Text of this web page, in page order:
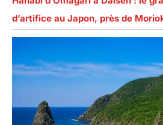
d’artifice au Japon, près de